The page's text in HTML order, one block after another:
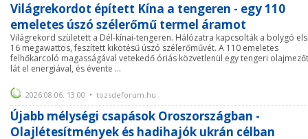
Világrekordot épített Kína a tengeren - egy 110
emeletes úszó szélerőmű termel áramot
Világrekord született a Dél-kínai-tengeren. Hálózatra kapcsolták a bolygó
16 megawattos, feszített kikötésű úszó szélerőművét. A 110 emeletes
felhőkarcoló magasságával vetekedő óriás közvetlenül egy tengeri olajmezőt
lát el energiával, és évente ...
2026.08.06. 13:00 • tozsdeforum.hu
Újabb mélységi csapások Oroszországban -
Olajlétesítmények és hadihajók ukrán célban